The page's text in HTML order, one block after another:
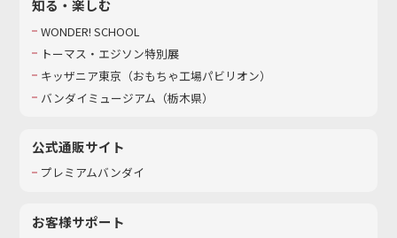
知る・楽しむ
WONDER! SCHOOL
トーマス・エジソン特別展
キッザニア東京（おもちゃ工場パビリオン）​
バンダイミュージアム（栃木県）
公式通販サイト
プレミアムバンダイ
お客様サポート